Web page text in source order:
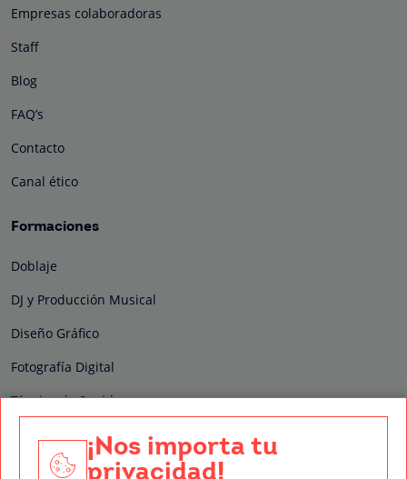
Empresas colaboradoras
Staff
Blog
FAQ’s
Contacto
Canal ético
Formaciones
Doblaje
DJ y Producción Musical
Diseño Gráfico
Fotografía Digital
Técnico de Sonido
Edición y Postproducción de Vídeo
¡Nos importa tu
privacidad!